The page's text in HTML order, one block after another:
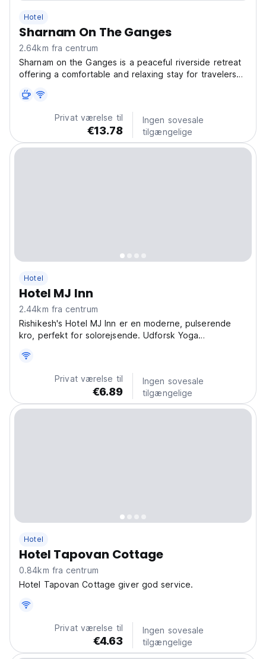
Hotel
Sharnam On The Ganges
2.64km fra centrum
Sharnam on the Ganges is a peaceful riverside retreat
offering a comfortable and relaxing stay for travelers
holy Ganges, the property provides well-furnished
rooms with modern amenities designed to ensure...
Privat værelse til
€13.78
Ingen sovesale
tilgængelige
Hotel
Hotel MJ Inn
2.44km fra centrum
Rishikesh's Hotel MJ Inn er en moderne, pulserende
kro, perfekt for solorejsende. Udforsk Yoga
En af de bedste kroer i Rishikesh for solo-udforskere,
der søger spirituelle eventyr. (Auto-translated from...
Privat værelse til
€6.89
Ingen sovesale
tilgængelige
Hotel
Hotel Tapovan Cottage
0.84km fra centrum
Hotel Tapovan Cottage giver god service.
Privat værelse til
€4.63
Ingen sovesale
tilgængelige